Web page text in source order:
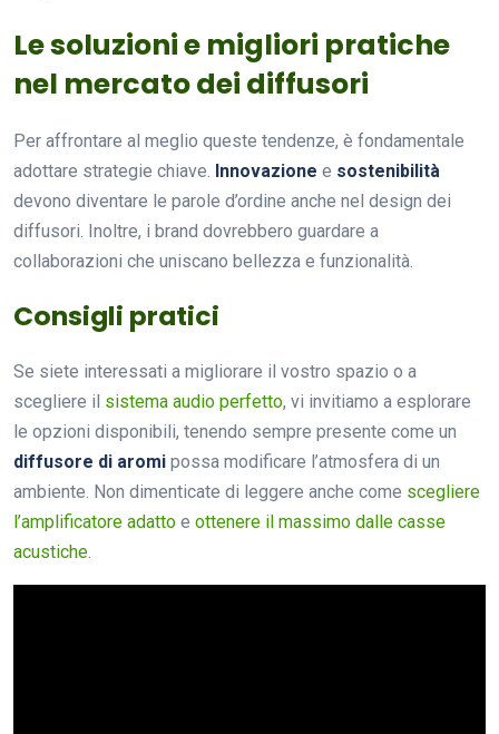
Le soluzioni e migliori pratiche
nel mercato dei diffusori
Per affrontare al meglio queste tendenze, è fondamentale
adottare strategie chiave. Innovazione e sostenibilità
devono diventare le parole d’ordine anche nel design dei
diffusori. Inoltre, i brand dovrebbero guardare a
collaborazioni che uniscano bellezza e funzionalità.
Consigli pratici
Se siete interessati a migliorare il vostro spazio o a
scegliere il sistema audio perfetto, vi invitiamo a esplorare
le opzioni disponibili, tenendo sempre presente come un
diffusore di aromi possa modificare l’atmosfera di un
ambiente. Non dimenticate di leggere anche come scegliere
l’amplificatore adatto e ottenere il massimo dalle casse
acustiche